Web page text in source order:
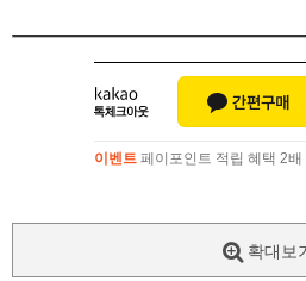
페이포인트 적립 혜택 2배
이벤트 페이포인트 적립 혜택 2배
확대보